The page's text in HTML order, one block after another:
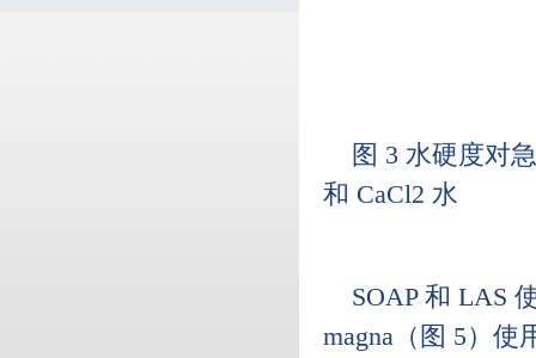
图 3 水硬度对
和 CaCl2 水
SOAP 和 LAS
magna（图 5）